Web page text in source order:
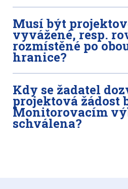
Musí být
vyvážené, resp.
rozmístěné po
hranice?
Kdy se žadatel
projektová žádost
Monitorovacím
schválena?